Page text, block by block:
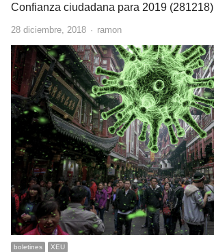
Confianza ciudadana para 2019 (281218)
28 diciembre, 2018 Author
ramon
boletines XEU